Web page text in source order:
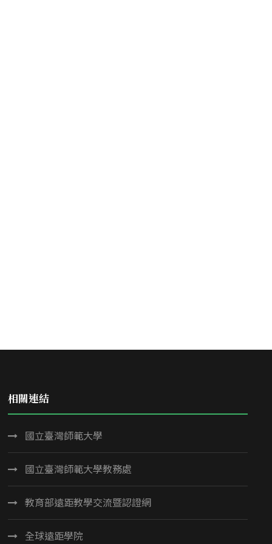
相關連結
國立臺灣師範大學
國立臺灣師範大學教務處
教育部遠距教學交流暨認證網
全球遠距學院